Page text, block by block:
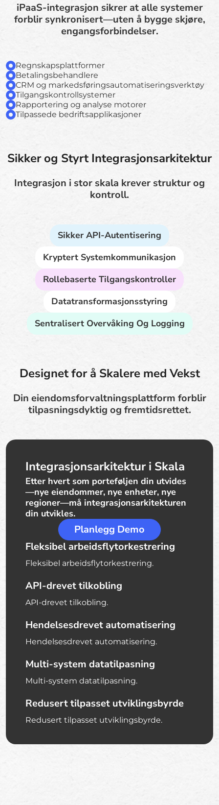
iPaaS-integrasjon sikrer at alle systemer
forblir synkronisert—uten å bygge skjøre,
engangsforbindelser.
Regnskapsplattformer
Betalingsbehandlere
CRM og markedsføringsautomatiseringsverktøy
Tilgangskontrollsystemer
Rapportering og analyse motorer
Tilpassede bedriftsapplikasjoner
Sikker og Styrt Integrasjonsarkitektur
Integrasjon i stor skala krever struktur og
kontroll.
Sikker API-Autentisering
Kryptert Systemkommunikasjon
Rollebaserte Tilgangskontroller
Datatransformasjonsstyring
Sentralisert Overvåking Og Logging
Designet for å Skalere med Vekst
Din eiendomsforvaltningsplattform forblir
tilpasningsdyktig og fremtidsrettet.
Integrasjonsarkitektur i Skala
Etter hvert som porteføljen din utvides
—nye eiendommer, nye enheter, nye
regioner—må integrasjonsarkitekturen
din utvikles.
Planlegg Demo
Fleksibel arbeidsflytorkestrering
Fleksibel arbeidsflytorkestrering.
API-drevet tilkobling
API-drevet tilkobling.
Hendelsesdrevet automatisering
Hendelsesdrevet automatisering.
Multi-system datatilpasning
Multi-system datatilpasning.
Redusert tilpasset utviklingsbyrde
Redusert tilpasset utviklingsbyrde.